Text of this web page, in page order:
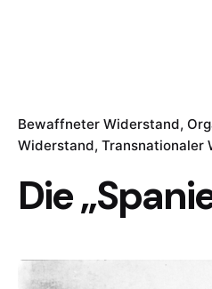
Bewaffneter Widerstand
Widerstand Transnationaler
Die